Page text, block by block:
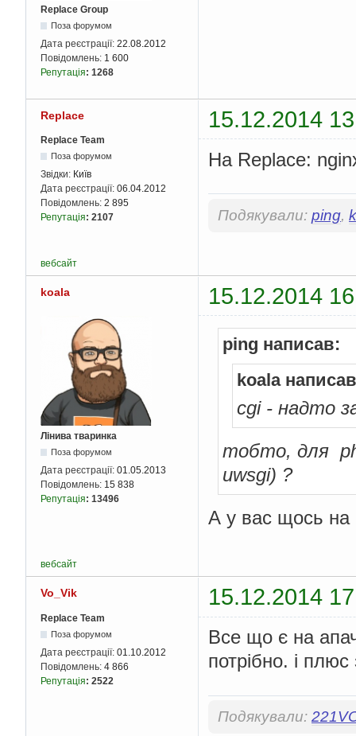
Replace Group
Поза форумом
Дата реєстрації: 22.08.2012
Повідомлень: 1 600
Репутація: 1268
Replace 15.12.2014
Replace Team
Поза форумом
Звідки: Київ
Дата реєстрації: 06.04.2012
Повідомлень: 2 895
Репутація: 2107
На Replace:
Подякували: ping,
вебсайт
koala 15.12.2014
Лінива тваринка
Поза форумом
Дата реєстрації: 01.05.2013
Повідомлень: 15 838
Репутація: 13496
ping написав:
koala
cgi - надто
тобто, для
uwsgi) ?
А у вас щось на
вебсайт
Vo_Vik 15.12.2014
Replace Team
Поза форумом
Дата реєстрації: 01.10.2012
Повідомлень: 4 866
Репутація: 2522
Все що є на
потрібно. і
Подякували: